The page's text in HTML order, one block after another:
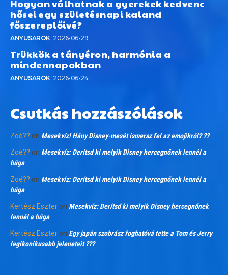
Hogyan válhatnak a gyerekek kedvenc
hősei egy születésnapi kaland
főszereplőivé?
ANYUSAROK 2026-06-29
Trükkök a tányéron, harmónia a
mindennapokban
ANYUSAROK 2026-06-24
Csutkás hozzászólások
Zoé?? on Mesekvíz! Hány Disney-mesét ismersz fel az emojikról? ??
Zoé?? on Mesekvíz: Derítsd ki melyik Disney hercegnőnek lennél a
húga
Zoé?? on Mesekvíz: Derítsd ki melyik Disney hercegnőnek lennél a
húga
Kertész Eszter on Mesekvíz: Derítsd ki melyik Disney hercegnőnek
lennél a húga
Kertész Eszter on Egy japán szobrász foghatóvá tette a Tom és Jerry
legikonikusabb jeleneteit ???